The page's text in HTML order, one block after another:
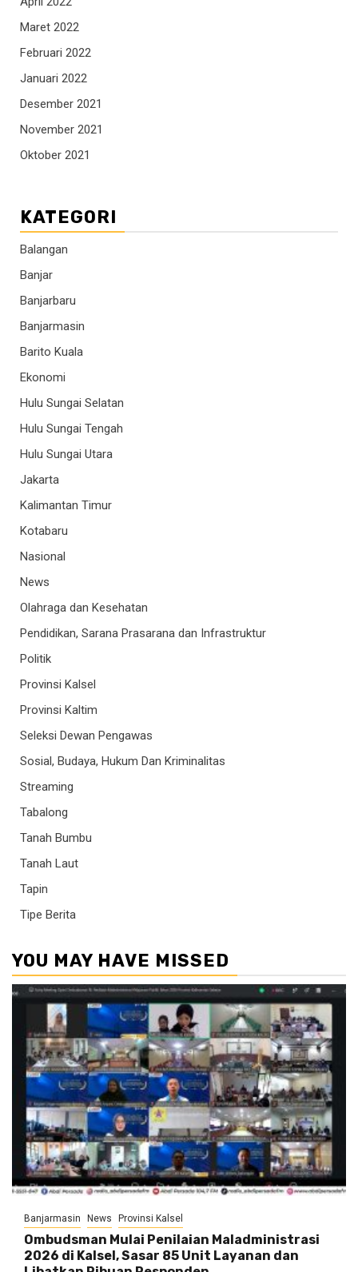
Maret 2022
Februari 2022
Januari 2022
Desember 2021
November 2021
Oktober 2021
KATEGORI
Balangan
Banjar
Banjarbaru
Banjarmasin
Barito Kuala
Ekonomi
Hulu Sungai Selatan
Hulu Sungai Tengah
Hulu Sungai Utara
Jakarta
Kalimantan Timur
Kotabaru
Nasional
News
Olahraga dan Kesehatan
Pendidikan, Sarana Prasarana dan Infrastruktur
Politik
Provinsi Kalsel
Provinsi Kaltim
Seleksi Dewan Pengawas
Sosial, Budaya, Hukum Dan Kriminalitas
Streaming
Tabalong
Tanah Bumbu
Tanah Laut
Tapin
Tipe Berita
YOU MAY HAVE MISSED
Banjarmasin News Provinsi Kalsel
Ombudsman Mulai Penilaian Maladministrasi
2026 di Kalsel, Sasar 85 Unit Layanan dan